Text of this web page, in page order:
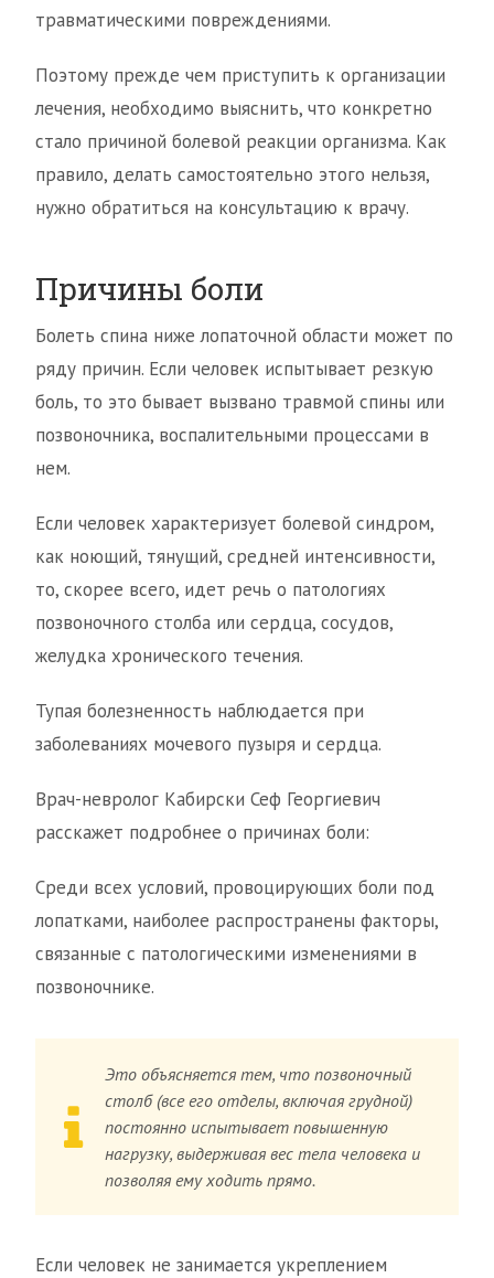
травматическими повреждениями.
Поэтому прежде чем приступить к организации
лечения, необходимо выяснить, что конкретно
стало причиной болевой реакции организма. Как
правило, делать самостоятельно этого нельзя,
нужно обратиться на консультацию к врачу.
Причины боли
Болеть спина ниже лопаточной области может по
ряду причин. Если человек испытывает резкую
боль, то это бывает вызвано травмой спины или
позвоночника, воспалительными процессами в
нем.
Если человек характеризует болевой синдром,
как ноющий, тянущий, средней интенсивности,
то, скорее всего, идет речь о патологиях
позвоночного столба или сердца, сосудов,
желудка хронического течения.
Тупая болезненность наблюдается при
заболеваниях мочевого пузыря и сердца.
Врач-невролог Кабирски Сеф Георгиевич
расскажет подробнее о причинах боли:
Среди всех условий, провоцирующих боли под
лопатками, наиболее распространены факторы,
связанные с патологическими изменениями в
позвоночнике.
Это объясняется тем, что позвоночный
столб (все его отделы, включая грудной)
постоянно испытывает повышенную
нагрузку, выдерживая вес тела человека и
позволяя ему ходить прямо.
Если человек не занимается укреплением